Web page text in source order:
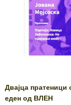
Двајца
еден од ВЛЕН